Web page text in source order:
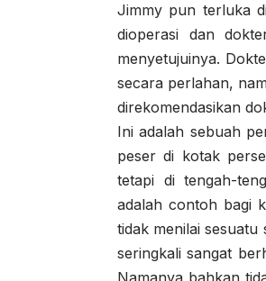
Jimmy pun terluka
dioperasi dan
menyetujuinya.
secara perlahan,
direkomendasikan
Ini adalah sebuah
peser di kotak
tetapi di tengah-
adalah contoh bagi
tidak menilai sesuatu
seringkali sangat
Namanya bahkan